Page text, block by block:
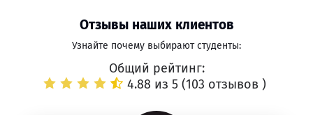
Отзывы наших клиентов
Узнайте почему выбирают студенты:
Общий рейтинг:
4.88 из 5 (103 отзывов )